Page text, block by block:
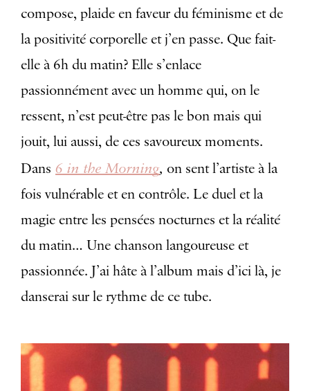
compose, plaide en faveur du féminisme et de
la positivité corporelle et j’en passe. Que fait-
elle à 6h du matin? Elle s’enlace
passionnément avec un homme qui, on le
ressent, n’est peut-être pas le bon mais qui
jouit, lui aussi, de ces savoureux moments.
Dans 6 in the Morning, on sent l’artiste à la
fois vulnérable et en contrôle. Le duel et la
magie entre les pensées nocturnes et la réalité
du matin… Une chanson langoureuse et
passionnée. J’ai hâte à l’album mais d’ici là, je
danserai sur le rythme de ce tube.